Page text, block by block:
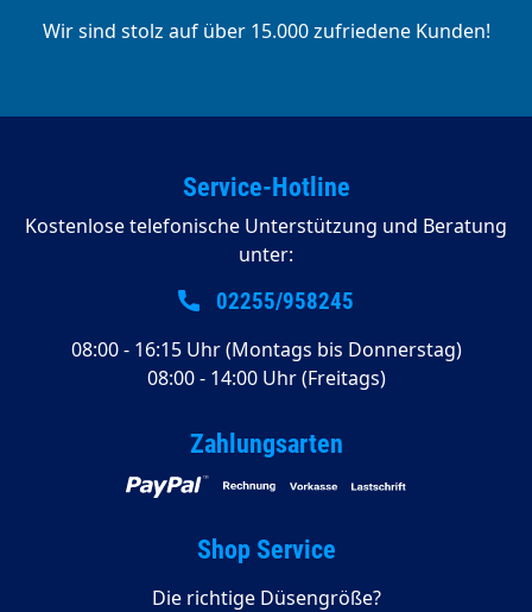
Wir sind stolz auf über 15.000 zufriedene Kunden!
Service-Hotline
Kostenlose telefonische Unterstützung und Beratung
unter:
02255/958245
08:00 - 16:15 Uhr (Montags bis Donnerstag)
08:00 - 14:00 Uhr (Freitags)
Zahlungsarten
Shop Service
Die richtige Düsengröße?